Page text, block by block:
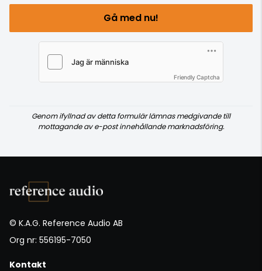
Gå med nu!
Friendly Captcha
Genom ifyllnad av detta formulär lämnas medgivande till
mottagande av e-post innehållande marknadsföring.
© K.A.G. Reference Audio AB
Org nr: 556195-7050
Kontakt